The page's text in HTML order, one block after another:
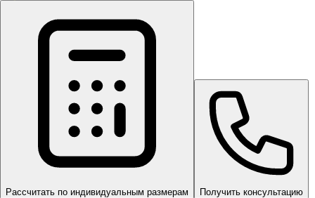
Рассчитать по индивидуальным размерам Получить консультацию